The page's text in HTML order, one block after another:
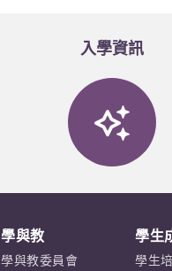
入學資訊
學與教
學與教委員會
學生
學生